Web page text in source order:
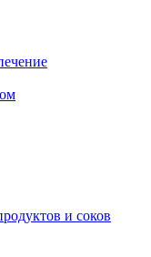
и соков